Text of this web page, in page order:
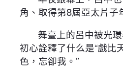
角、取得第8屆亞太片子
舞臺上的呂中被光
初心詮釋了什么是“戲比
色，忘卻我。”